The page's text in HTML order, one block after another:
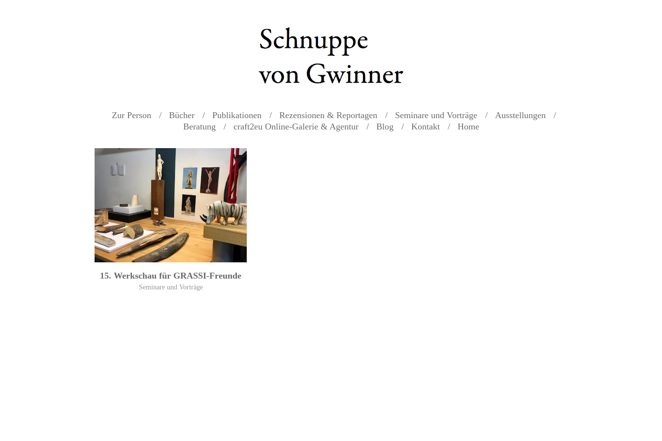
Zur Person Bücher Publikationen Rezensionen & Reportagen Seminare und Vorträge
Ausstellungen
Beratung
craft2eu Online-Galerie & Agentur Blog Kontakt Home
15. Werkschau für GRASSI-Freunde
Seminare und Vorträge